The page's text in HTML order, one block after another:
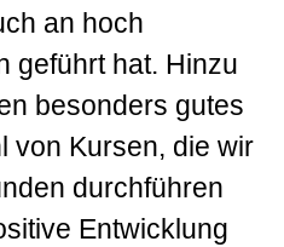
an hoch
geführt hat. Hinzu
besonders gutes
von Kursen, die wir
durchführen
Entwicklung